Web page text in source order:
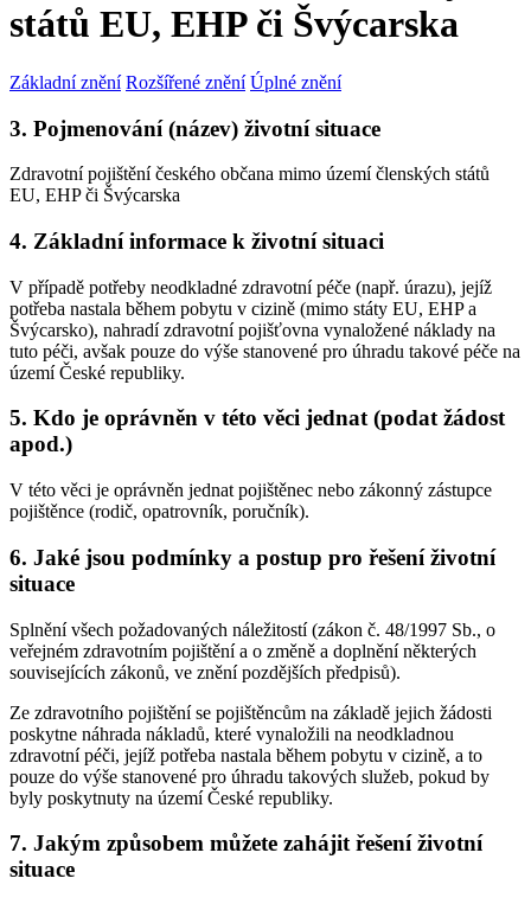
států EU, EHP či Švýcarska
Základní znění Rozšířené znění Úplné znění
3. Pojmenování (název) životní situace
Zdravotní pojištění českého občana mimo území členských států
EU, EHP či Švýcarska
4. Základní informace k životní situaci
V případě potřeby neodkladné zdravotní péče (např. úrazu), jejíž
potřeba nastala během pobytu v cizině (mimo státy EU, EHP a
Švýcarsko), nahradí zdravotní pojišťovna vynaložené náklady na
tuto péči, avšak pouze do výše stanovené pro úhradu takové péče na
území České republiky.
5. Kdo je oprávněn v této věci jednat (podat žádost
apod.)
V této věci je oprávněn jednat pojištěnec nebo zákonný zástupce
pojištěnce (rodič, opatrovník, poručník).
6. Jaké jsou podmínky a postup pro řešení životní
situace
Splnění všech požadovaných náležitostí (zákon č. 48/1997 Sb., o
veřejném zdravotním pojištění a o změně a doplnění některých
souvisejících zákonů, ve znění pozdějších předpisů).
Ze zdravotního pojištění se pojištěncům na základě jejich žádosti
poskytne náhrada nákladů, které vynaložili na neodkladnou
zdravotní péči, jejíž potřeba nastala během pobytu v cizině, a to
pouze do výše stanovené pro úhradu takových služeb, pokud by
byly poskytnuty na území České republiky.
7. Jakým způsobem můžete zahájit řešení životní
situace